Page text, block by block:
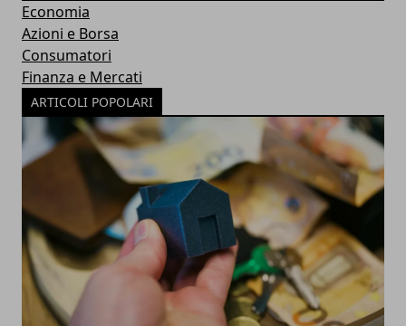
Economia
Azioni e Borsa
Consumatori
Finanza e Mercati
ARTICOLI POPOLARI